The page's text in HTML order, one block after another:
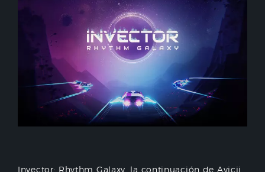
Invector: Rhythm Galaxy, la continuación de Avicii